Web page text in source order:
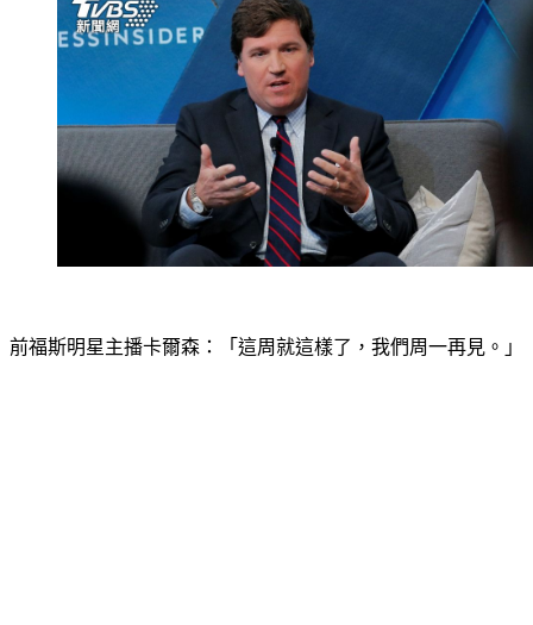
前福斯明星主播卡爾森：「這周就這樣了，我們周一再見。」